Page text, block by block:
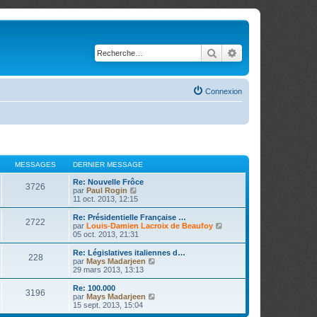
Rechercher
Connexion
MESSAGES DERNIER MESSAGE
3726
Re: Nouvelle Frôce
par Paul Rogin
o
i
r
l
e
r
n
i
m
e
11 oct. 2013, 12:15
2722
Re: Présidentielle Française …
par Louis-Damien Lacroix de Beaufoy
i
05 oct. 2013, 21:31
228
Re: Législatives italiennes d…
par Mays Madarjeen
i
29 mars 2013, 13:13
3196
Re: 100.000
par Mays Madarjeen
i
15 sept. 2013, 15:04